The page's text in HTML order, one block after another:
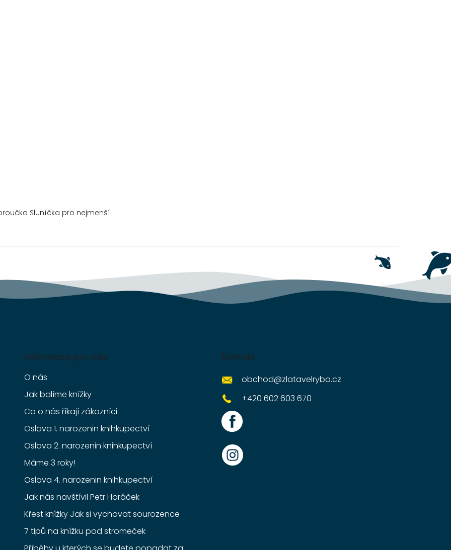
Sluníčka pro nejmenší.
Informace pro vás
O nás
Jak balíme knížky
Co o nás říkají zákazníci
Oslava 1. narozenin knihkupectví
Oslava 2. narozenin knihkupectví
Máme 3 roky!
Oslava 4. narozenin knihkupectví
Jak nás navštívil Petr Horáček
Křest knížky Jak si vychovat sourozence
7 tipů na knížku pod stromeček
Kontakt
obchod@zlatavelryba.cz
+420 602 603 670